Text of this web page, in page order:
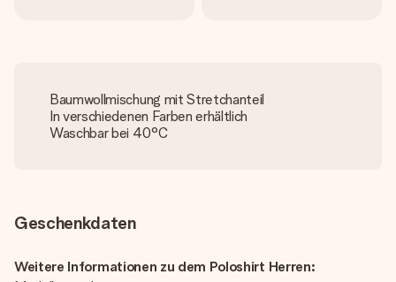
Baumwollmischung mit Stretchanteil
In verschiedenen Farben erhältlich
Waschbar bei 40°C
Geschenkdaten
Weitere Informationen zu dem Poloshirt Herren: